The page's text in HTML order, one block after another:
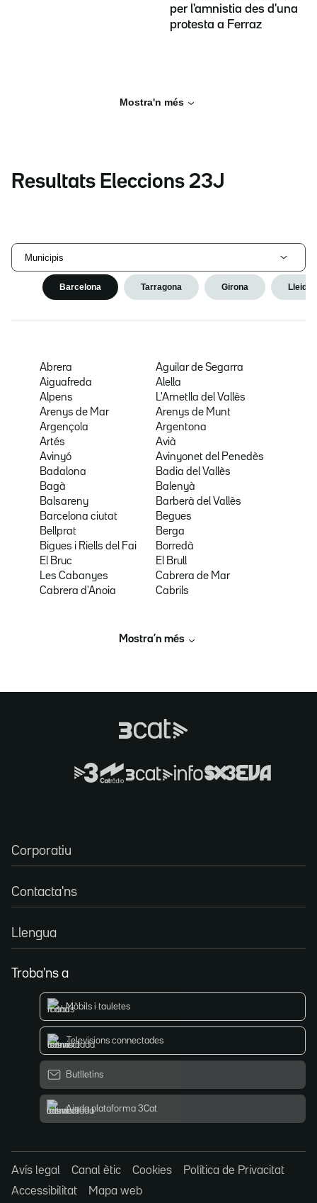
per l'amnistia des d'una
protesta a Ferraz
Mostra'n més
Resultats Eleccions 23J
Municipis
Barcelona Tarragona Girona Lleida
Abrera
Aguilar de Segarra
Aiguafreda
Alella
Alpens
L'Ametlla del Vallès
Arenys de Mar
Arenys de Munt
Argençola
Argentona
Artés
Avià
Avinyó
Avinyonet del Penedès
Badalona
Badia del Vallès
Bagà
Balenyà
Balsareny
Barberà del Vallès
Barcelona ciutat
Begues
Bellprat
Berga
Bigues i Riells del Fai
Borredà
El Bruc
El Brull
Les Cabanyes
Cabrera de Mar
Cabrera d'Anoia
Cabrils
Mostra’n més
Corporatiu
Contacta'ns
Llengua
Troba'ns a
Mòbils i tauletes
Televisions connectades
Butlletins
Ajuda plataforma 3Cat
Avís legal Canal ètic Cookies
Política de Privacitat
Accessibilitat
Mapa web